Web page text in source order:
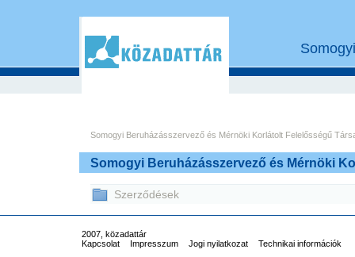
Somogyi Beruházásszervező és Mérnöki Korlátolt Felelősségű
Somogyi Beruházásszervező és Mérnöki
Szerződések
2007, közadattár
Kapcsolat
Impresszum Jogi nyilatkozat Technikai információk